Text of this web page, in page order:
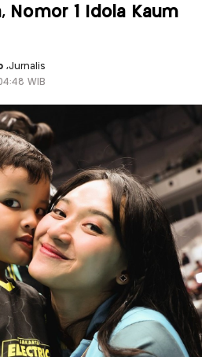
Nomor 1 Idola Kaum
,Jurnalis
WIB